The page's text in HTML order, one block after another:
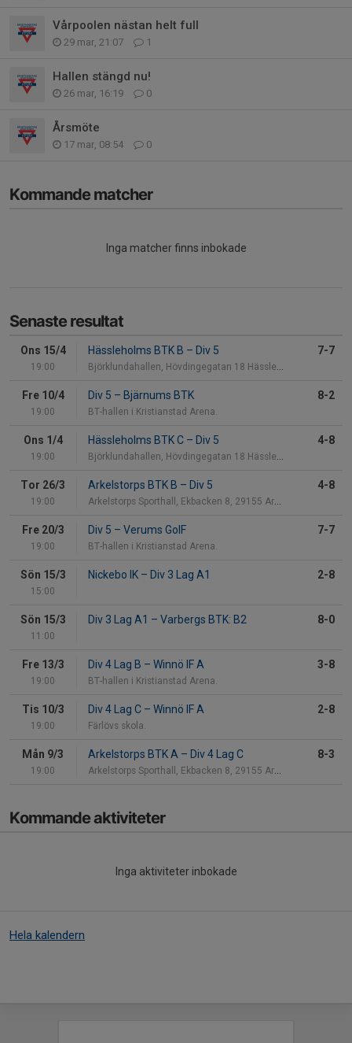
Vårpoolen nästan helt full
29 mar, 21:07 1
Hallen stängd nu!
26 mar, 16:19 0
Årsmöte
17 mar, 08:54 0
Kommande matcher
Inga matcher finns inbokade
Senaste resultat
Ons 15/4
19:00
Hässleholms BTK B – Div 5
Björklundahallen, Hövdingegatan 18 Hässleholm
7-7
Fre 10/4
19:00
Div 5 – Bjärnums BTK
BT-hallen i Kristianstad Arena.
8-2
Ons 1/4
19:00
Hässleholms BTK C – Div 5
Björklundahallen, Hövdingegatan 18 Hässleholm
4-8
Tor 26/3
19:00
Arkelstorps BTK B – Div 5
Arkelstorps Sporthall, Ekbacken 8, 29155 Arkelstor
4-8
Fre 20/3
19:00
Div 5 – Verums GoIF
BT-hallen i Kristianstad Arena.
7-7
Sön 15/3
15:00
Nickebo IK – Div 3 Lag A1 2-8
Sön 15/3
11:00
Div 3 Lag A1 – Varbergs BTK: B2 8-0
Fre 13/3
19:00
Div 4 Lag B – Winnö IF A
BT-hallen i Kristianstad Arena.
3-8
Tis 10/3
19:00
Div 4 Lag C – Winnö IF A
Färlövs skola.
2-8
Mån 9/3
19:00
Arkelstorps BTK A – Div 4 Lag C
Arkelstorps Sporthall, Ekbacken 8, 29155 Arkelstor
8-3
Kommande aktiviteter
Inga aktiviteter inbokade
Hela kalendern